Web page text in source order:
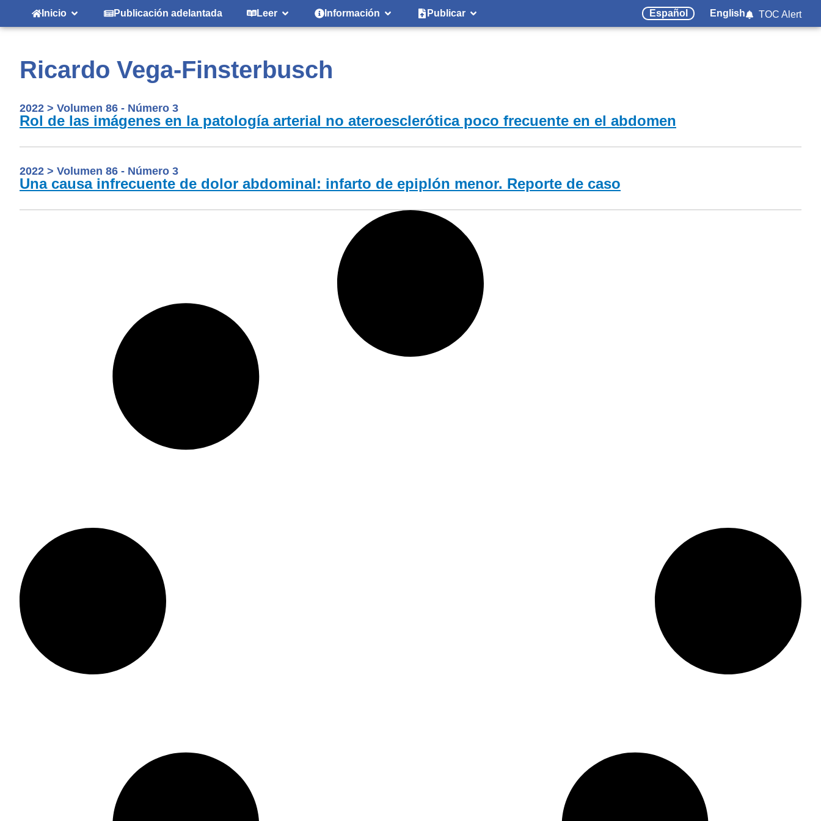
Inicio Publicación adelantada Leer Información Publicar Español English TOC Alert
Ricardo Vega-Finsterbusch
2022 > Volumen 86 - Número 3
Rol de las imágenes en la patología arterial no ateroesclerótica poco frecuente en el abdomen
2022 > Volumen 86 - Número 3
Una causa infrecuente de dolor abdominal: infarto de epiplón menor. Reporte de caso